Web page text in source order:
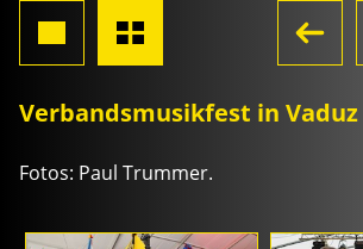
Verbandsmusikfest in Vaduz
Fotos: Paul Trummer.